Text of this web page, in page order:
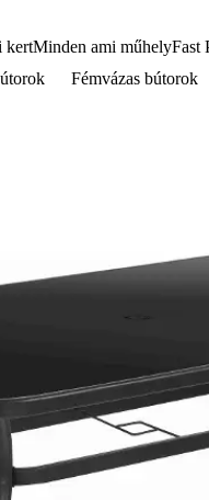
kertMinden ami műhelyFast
Fémvázas bútorok